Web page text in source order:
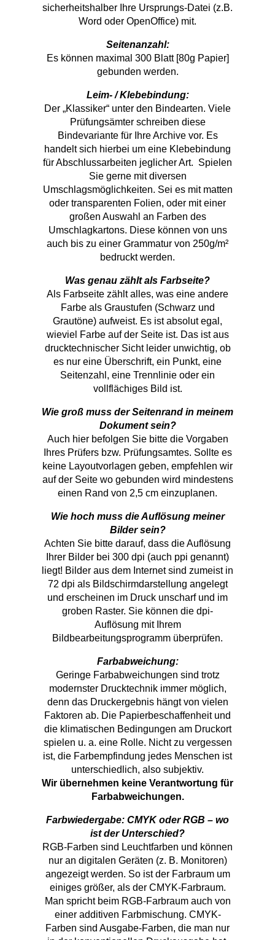
sicherheitshalber Ihre Ursprungs-Datei (z.B.
Word oder OpenOffice) mit.
Seitenanzahl:
Es können maximal 300 Blatt [80g Papier]
gebunden werden.
Leim- / Klebebindung:
Der „Klassiker“ unter den Bindearten. Viele
Prüfungsämter schreiben diese
Bindevariante für Ihre Archive vor. Es
handelt sich hierbei um eine Klebebindung
für Abschlussarbeiten jeglicher Art. Spielen
Sie gerne mit diversen
Umschlagsmöglichkeiten. Sei es mit matten
oder transparenten Folien, oder mit einer
großen Auswahl an Farben des
Umschlagkartons. Diese können von uns
auch bis zu einer Grammatur von 250g/m²
bedruckt werden.
Was genau zählt als Farbseite?
Als Farbseite zählt alles, was eine andere
Farbe als Graustufen (Schwarz und
Grautöne) aufweist. Es ist absolut egal,
wieviel Farbe auf der Seite ist. Das ist aus
drucktechnischer Sicht leider unwichtig, ob
es nur eine Überschrift, ein Punkt, eine
Seitenzahl, eine Trennlinie oder ein
vollflächiges Bild ist.
Wie groß muss der Seitenrand in meinem
Dokument sein?
Auch hier befolgen Sie bitte die Vorgaben
Ihres Prüfers bzw. Prüfungsamtes. Sollte es
keine Layoutvorlagen geben, empfehlen wir
auf der Seite wo gebunden wird mindestens
einen Rand von 2,5 cm einzuplanen.
Wie hoch muss die Auflösung meiner
Bilder sein?
Achten Sie bitte darauf, dass die Auflösung
Ihrer Bilder bei 300 dpi (auch ppi genannt)
liegt! Bilder aus dem Internet sind zumeist in
72 dpi als Bildschirmdarstellung angelegt
und erscheinen im Druck unscharf und im
groben Raster. Sie können die dpi-
Auflösung mit Ihrem
Bildbearbeitungsprogramm überprüfen.
Farbabweichung:
Geringe Farbabweichungen sind trotz
modernster Drucktechnik immer möglich,
denn das Druckergebnis hängt von vielen
Faktoren ab. Die Papierbeschaffenheit und
die klimatischen Bedingungen am Druckort
spielen u. a. eine Rolle. Nicht zu vergessen
ist, die Farbempfindung jedes Menschen ist
unterschiedlich, also subjektiv.
Wir übernehmen keine Verantwortung für
Farbabweichungen.
Farbwiedergabe: CMYK oder RGB – wo
ist der Unterschied?
RGB-Farben sind Leuchtfarben und können
nur an digitalen Geräten (z. B. Monitoren)
angezeigt werden. So ist der Farbraum um
einiges größer, als der CMYK-Farbraum.
Man spricht beim RGB-Farbraum auch von
einer additiven Farbmischung. CMYK-
Farben sind Ausgabe-Farben, die man nur